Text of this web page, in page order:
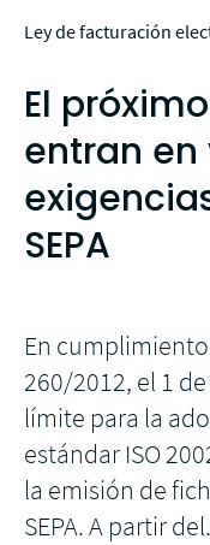
Ley de facturación
El
entran en
SEPA
En
260/2012, el 1
límite para la
estándar ISO
la emisión de
SEPA. A partir